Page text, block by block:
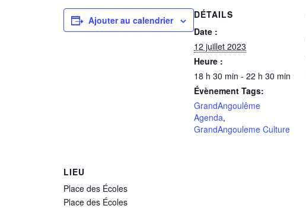
Ajouter au calendrier
DÉTAILS
Date :
12 juillet 2023
Heure :
18 h 30 min - 22 h 30 min
Évènement Tags:
GrandAngoulême
Agenda,
GrandAngouleme Culture
LIEU
Place des Écoles
Place des Écoles